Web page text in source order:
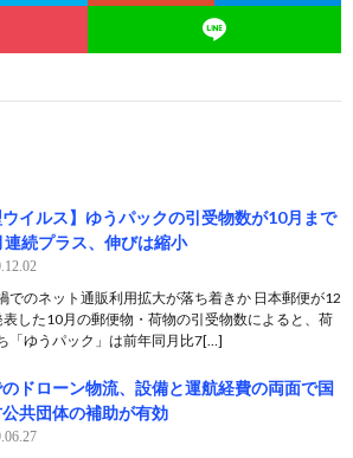
ウイルス】ゆうパックの引受物数が10月まで
連続プラス、伸びは縮小
でのネット通販利用拡大が落ち着きか 日本郵便が12
表した10月の郵便物・荷物の引受物数によると、荷
「ゆうパック」は前年同月比7[…]
ドローン物流、設備と運航経費の両面で国
共団体の補助が有効